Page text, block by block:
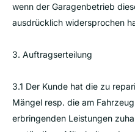
wenn der Garagenbetrieb
ausdrücklich widersprochen
3. Auftragserteilung
3.1 Der Kunde hat die zu
Mängel resp. die am
erbringenden Leistungen